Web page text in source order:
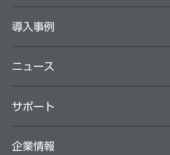
導⼊事例
ニュース
サポート
企業情報